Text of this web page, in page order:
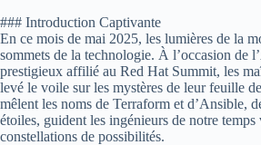
### Introduction Captivante
En ce mois de mai 2025, les lumières de la
sommets de la technologie. À l’occasion de
prestigieux affilié au Red Hat Summit, les
levé le voile sur les mystères de leur feuille
mêlent les noms de Terraform et d’Ansible,
étoiles, guident les ingénieurs de notre temps
constellations de possibilités.